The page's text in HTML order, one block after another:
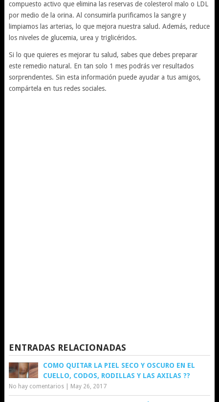
compuesto activo que elimina las reservas de colesterol malo o LDL
por medio de la orina. Al consumirla purificamos la sangre y
limpiamos las arterias, lo que mejora nuestra salud. Además, reduce
los niveles de glucemia, urea y triglicéridos.
Si lo que quieres es mejorar tu salud, sabes que debes preparar
este remedio natural. En tan solo 1 mes podrás ver resultados
sorprendentes. Sin esta información puede ayudar a tus amigos,
compártela en tus redes sociales.
ENTRADAS RELACIONADAS
COMO QUITAR LA PIEL SECO Y OSCURO EN EL
CUELLO, CODOS, RODILLAS Y LAS AXILAS ??
No hay comentarios| May 26, 2017